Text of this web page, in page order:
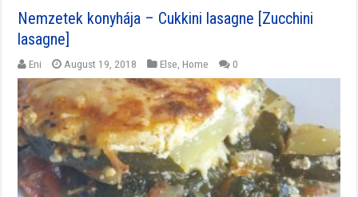
Nemzetek konyhája – Cukkini lasagne [Zucchini
lasagne]
Eni August 19, 2018 Else Home 0